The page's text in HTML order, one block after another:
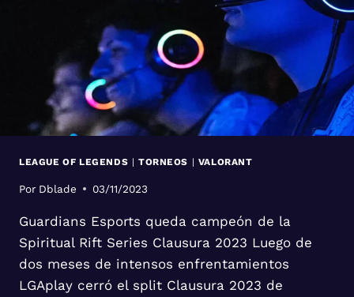
LEAGUE OF LEGENDS | TORNEOS | VALORANT
Por Dblade 03/11/2023
Guardians Esports queda campeón de la
Spiritual Rift Series Clausura 2023 Luego de
dos meses de intensos enfrentamientos
LGAplay cerró el split Clausura 2023 de